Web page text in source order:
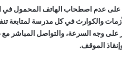
عدم اصطحاب الهاتف المحمول في
والكوارث في كل مدرسة لمتابعة
على وجه السرعة، والتواصل المباشر
الموقف.